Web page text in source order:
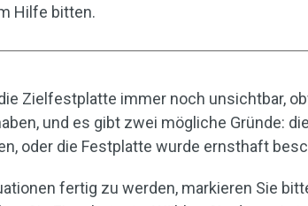
Hilfe bitten.
Zielfestplatte immer noch unsichtbar,
und es gibt zwei mögliche Gründe:
oder die Festplatte wurde ernsthaft
fertig zu werden, markieren Sie